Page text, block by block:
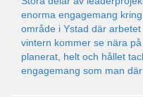
enorma engagemang
område i Ystad där
vintern kommer se nära
planerat, helt och hållet
engagemang som man